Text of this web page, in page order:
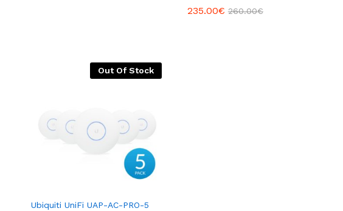
235.00€ 260.00€
Out Of Stock
Ubiquiti UniFi UAP-AC-PRO-5